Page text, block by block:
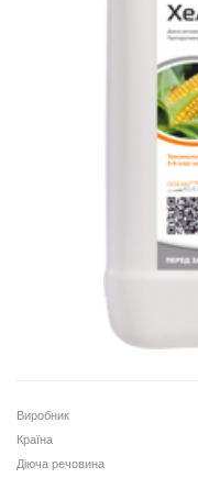
+38 (066) 733
+38 (093) 733
Виробник
Країна
Діюча речовина